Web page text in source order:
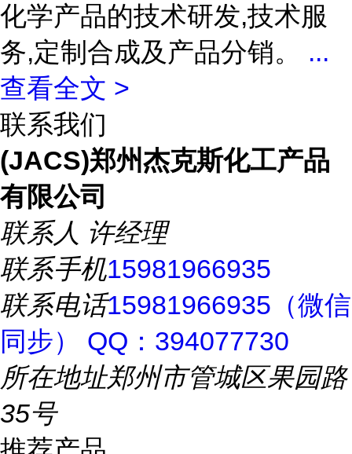
化学产品的技术研发,技术服
务,定制合成及产品分销。 ...
查看全文 >
联系我们
(JACS)郑州杰克斯化工产品
有限公司
联系人 许经理
联系手机15981966935
联系电话15981966935（微信
同步） QQ：394077730
所在地址郑州市管城区果园路
35号